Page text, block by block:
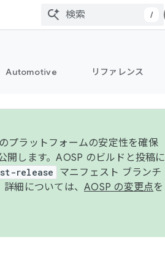
/
Automotive リファレンス
プラットフォームの安定性を確保
開します。AOSP のビルドと投稿に
release
マニフェスト ブランチ
細については、 AOSP の変更点を